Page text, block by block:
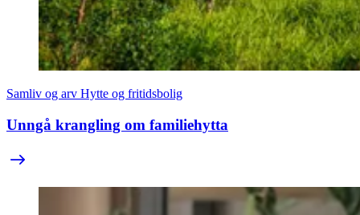
Samliv og arv Hytte og fritidsbolig
Unngå krangling om familiehytta